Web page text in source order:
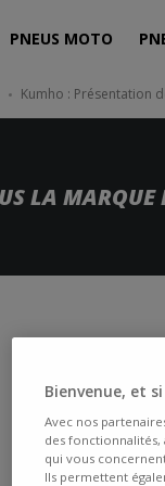
PNEUS MOTO
Kumho : Présentation
LA MARQUE
Bienvenue, et
Avec nos
des
qui vous
Ils permettent